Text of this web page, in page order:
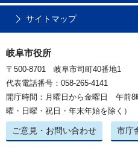
サイトマップ
岐阜市役所
〒500-8701 岐阜市司町40番地1
代表電話番号：058-265-4141
開庁時間：月曜日から金曜日 午前8
曜・日曜・祝日・年末年始を除く）
ご意見・お問い合わせ 市庁